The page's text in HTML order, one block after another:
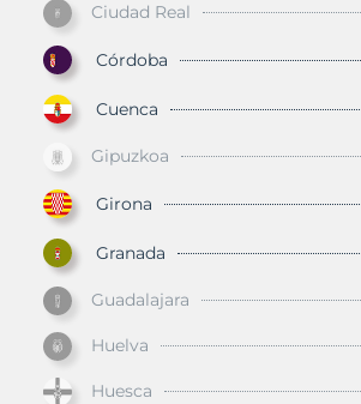
Ciudad Real
Córdoba
Cuenca
Gipuzkoa
Girona
Granada
Guadalajara
Huelva
Huesca